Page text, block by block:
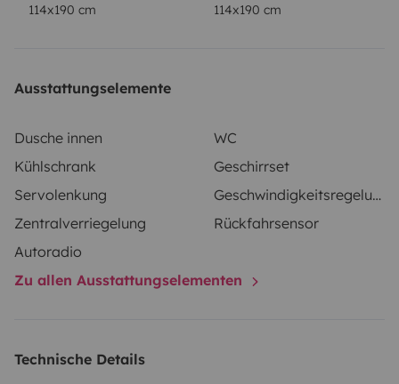
114x190 cm
114x190 cm
Ausstattungselemente
Dusche innen
WC
Kühlschrank
Geschirrset
Servolenkung
Geschwindigkeitsregelung
Zentralverriegelung
Rückfahrsensor
Autoradio
Zu allen Ausstattungselementen
Technische Details